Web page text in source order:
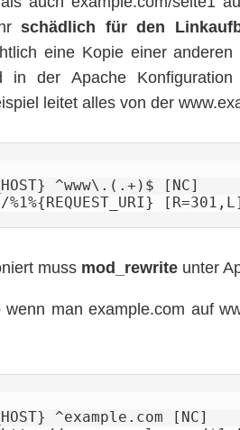
schädlich für den
eine Kopie einer
in der Apache Konfiguration
leitet alles von der
^www\.(.+)$ [NC]
[R=301,L]
muss mod_rewrite unter
man example.com auf
^example.com [NC]